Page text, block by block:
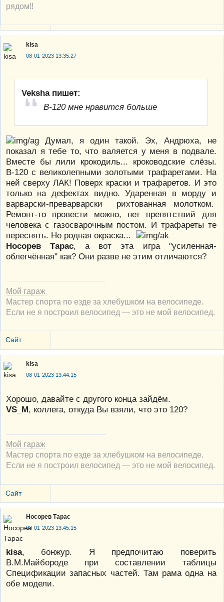
рядом!!
kisa
08-01-2023 13:35:27
Veksha пишет:
В-120 мне нравится больше
Думал, я один такой. Эх, Андрюха, не
показал я тебе то, что валяется у меня в подвале.
Вместе бы лили крокодиль... кроководские слёзы.
В-120 с великолепными золотыми трафаретами. На
ней сверху ЛАК! Поверх краски и трафаретов. И это
только на дефектах видно. Ударенная в морду и
варварски-преварварски рихтованная молотком.
Ремонт-то провести можно, нет препятствий для
человека с газосварочным постом. И трафареты те
переснять. Но родная окраска...
Носорев Тарас, а вот эта игра "усиленная-
облегчённая" как? Они разве не этим отличаются?
Мой гараж
Мастер спорта по езде за хлебушком на велосипеде.
Если не я построил велосипед — это не мой велосипед.
Сайт
kisa
08-01-2023 13:44:15
Хорошо, давайте с другого конца зайдём.
VS_M, коллега, откуда Вы взяли, что это 120?
Мой гараж
Мастер спорта по езде за хлебушком на велосипеде.
Если не я построил велосипед — это не мой велосипед.
Сайт
Носорев Тарас
08-01-2023 13:45:15
kisa, бонжур. Я предпочитаю поверить
В.М.Майбороде при составлении таблицы
Спецификации запасных частей. Там рама одна на
обе модели.